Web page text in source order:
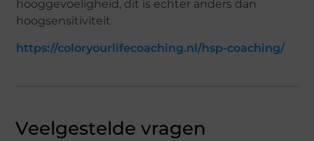
hooggevoeligheid, dit is echter anders dan
hoogsensitiviteit.
https://coloryourlifecoaching.nl/hsp-coaching/
Veelgestelde vragen